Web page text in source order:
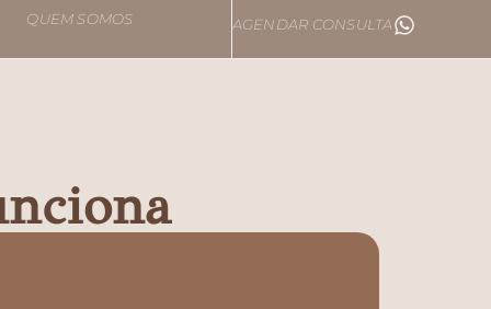
QUEM SOMOS AGENDAR CONSULTA